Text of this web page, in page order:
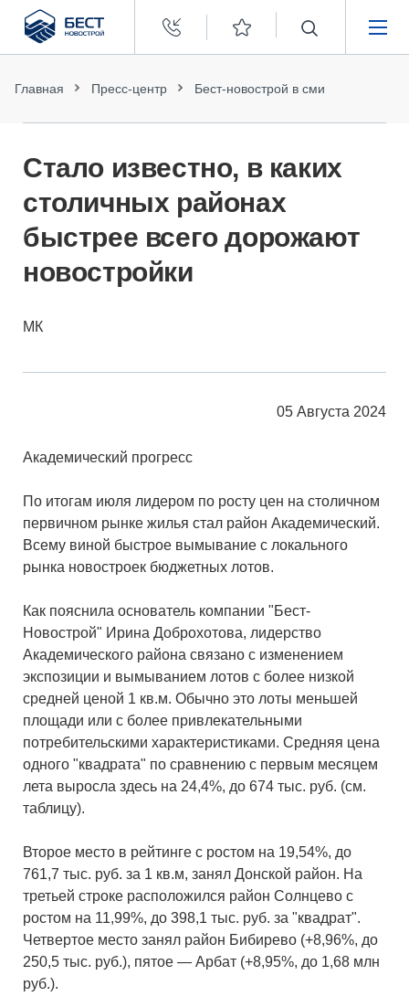
Бест
Новострой
ПОКУПАТЕЛЯМ
О КОМПАНИИ
Главная Пресс-центр Бест-новострой в сми
Стало известно, в каких
столичных районах
быстрее всего дорожают
новостройки
МК
05 Августа 2024
Академический прогресс
По итогам июля лидером по росту цен на столичном
первичном рынке жилья стал район Академический.
Всему виной быстрое вымывание с локального
рынка новостроек бюджетных лотов.
Как пояснила основатель компании "Бест-
Новострой" Ирина Доброхотова, лидерство
Академического района связано с изменением
экспозиции и вымыванием лотов с более низкой
средней ценой 1 кв.м. Обычно это лоты меньшей
площади или с более привлекательными
потребительскими характеристиками. Средняя цена
одного "квадрата" по сравнению с первым месяцем
лета выросла здесь на 24,4%, до 674 тыс. руб. (см.
таблицу).
Второе место в рейтинге с ростом на 19,54%, до
761,7 тыс. руб. за 1 кв.м, занял Донской район. На
третьей строке расположился район Солнцево с
ростом на 11,99%, до 398,1 тыс. руб. за "квадрат".
Четвертое место занял район Бибирево (+8,96%, до
250,5 тыс. руб.), пятое — Арбат (+8,95%, до 1,68 млн
руб.).